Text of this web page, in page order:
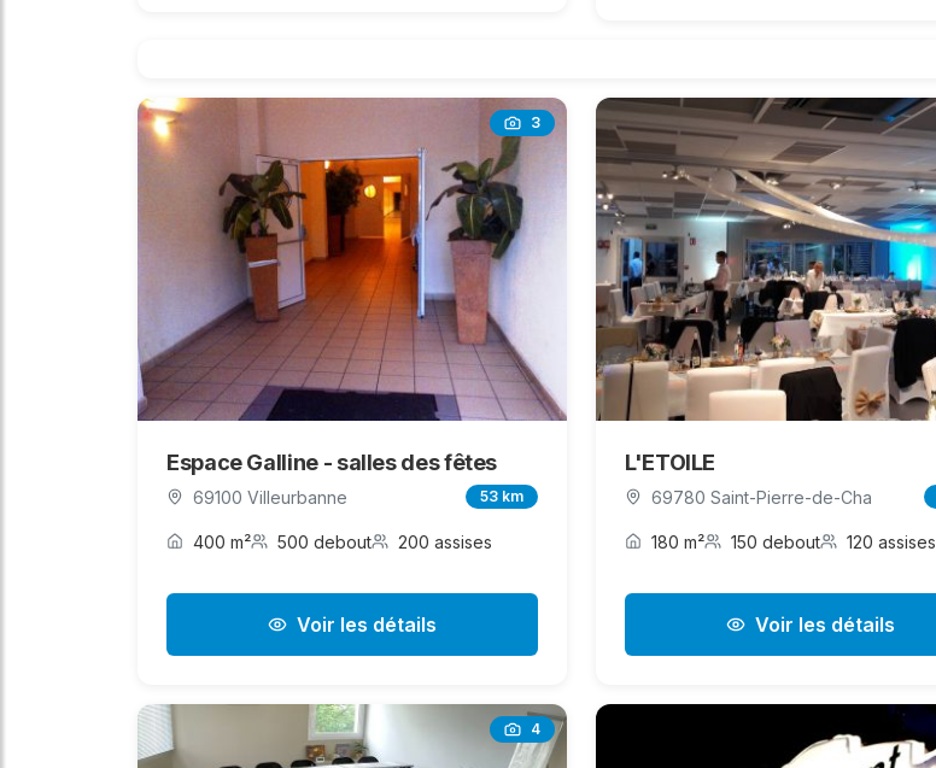
3
Espace Galline - salles des fêtes
69100 Villeurbanne 53 km
400 m² 500 debout 200 assises
Voir les détails
L'ETOILE
69780 Saint-Pierre-de-Cha
180 m² 150 debout 120 assises
Voir les détails
4